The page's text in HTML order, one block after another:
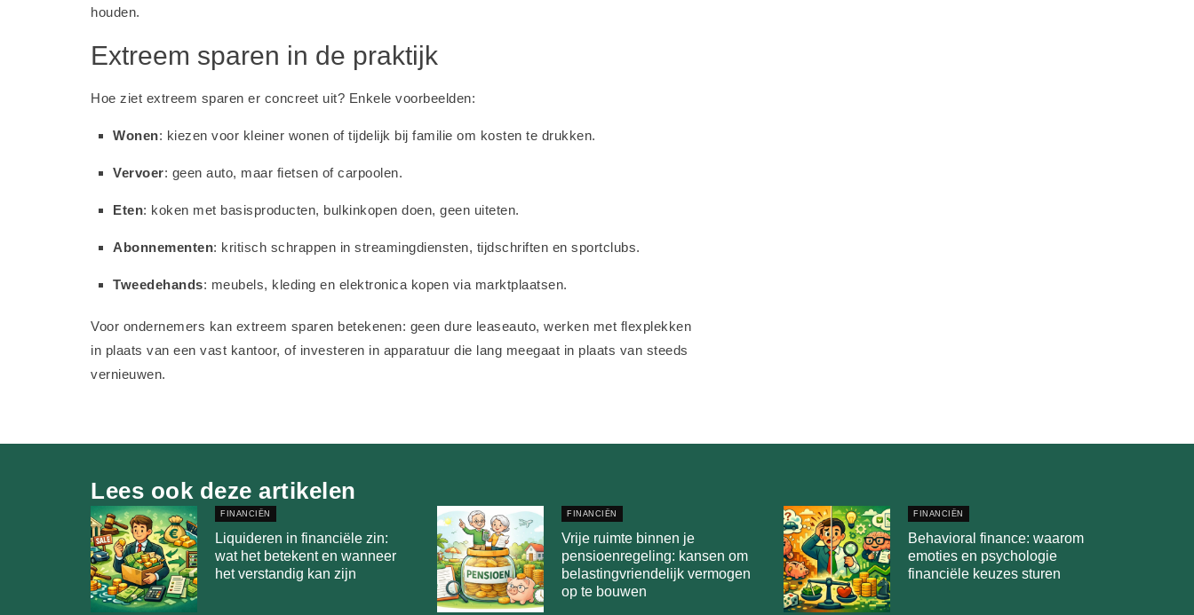
houden.
Extreem sparen in de praktijk
Hoe ziet extreem sparen er concreet uit? Enkele voorbeelden:
Wonen: kiezen voor kleiner wonen of tijdelijk bij familie om kosten te drukken.
Vervoer: geen auto, maar fietsen of carpoolen.
Eten: koken met basisproducten, bulkinkopen doen, geen uiteten.
Abonnementen: kritisch schrappen in streamingdiensten, tijdschriften en sportclubs.
Tweedehands: meubels, kleding en elektronica kopen via marktplaatsen.
Voor ondernemers kan extreem sparen betekenen: geen dure leaseauto, werken met flexplekken
in plaats van een vast kantoor, of investeren in apparatuur die lang meegaat in plaats van steeds
vernieuwen.
Lees ook deze artikelen
FINANCIËN
Liquideren in financiële zin:
wat het betekent en wanneer
het verstandig kan zijn
FINANCIËN
Vrije ruimte binnen je
pensioenregeling: kansen om
belastingvriendelijk vermogen
op te bouwen
FINANCIËN
Behavioral finance: waarom
emoties en psychologie
financiële keuzes sturen